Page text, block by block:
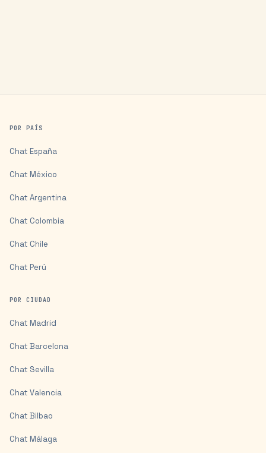
POR PAÍS
Chat España
Chat México
Chat Argentina
Chat Colombia
Chat Chile
Chat Perú
POR CIUDAD
Chat Madrid
Chat Barcelona
Chat Sevilla
Chat Valencia
Chat Bilbao
Chat Málaga